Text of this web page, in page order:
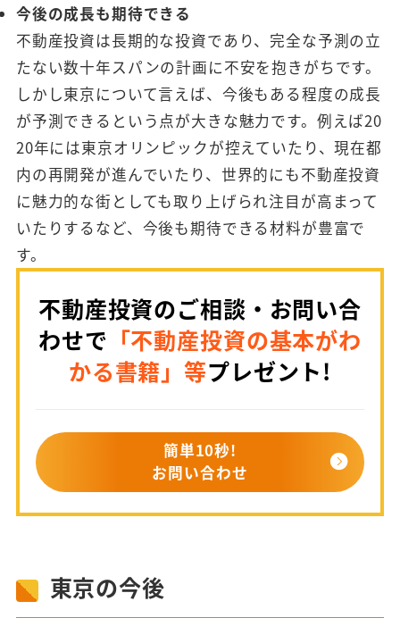
今後の成長も期待できる
不動産投資は長期的な投資であり、完全な予測の立
たない数十年スパンの計画に不安を抱きがちです。
しかし東京について言えば、今後もある程度の成長
が予測できるという点が大きな魅力です。例えば20
20年には東京オリンピックが控えていたり、現在都
内の再開発が進んでいたり、世界的にも不動産投資
に魅力的な街としても取り上げられ注目が高まって
いたりするなど、今後も期待できる材料が豊富で
す。
不動産投資のご相談・お問い合
わせで 「不動産投資の基本がわ
かる書籍」等プレゼント!
簡単10秒!
お問い合わせ
東京の今後